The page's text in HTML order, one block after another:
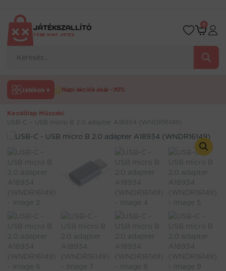
tartalomraJÁTÉKSZALLÍTÓ
TÖBB MINT JÁTÉK
search
0
Játékok ▾ Napi akciók akár -70%
Kezdőlap Műszaki
USB-C – USB micro B 2.0 adapter A18934 (WNDR16149)